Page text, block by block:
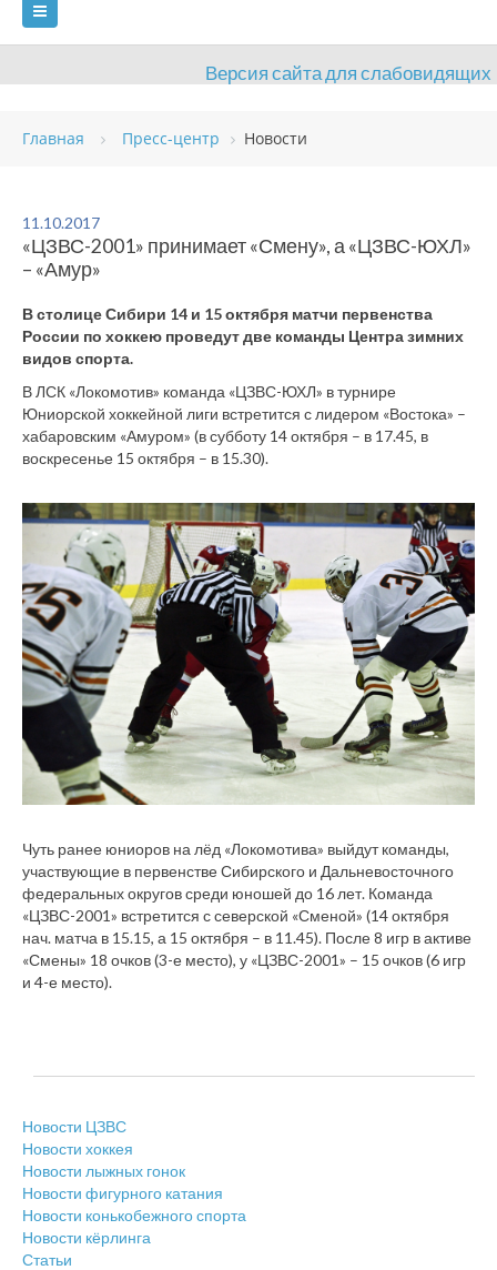
Версия сайта для слабовидящих
ГЛАВНАЯ
ВИДЫ СПОРТА
ОБЪЕКТЫ
ОЦЕНКА КАЧЕСТВА ОБРАЗОВАНИЯ ВАКАНСИИ
ПЛАТНЫЕ УСЛУГИ
Главная Пресс-центр Новости
11.10.2017
«ЦЗВС-2001» принимает «Смену», а «ЦЗВС-ЮХЛ»
– «Амур»
В столице Сибири 14 и 15 октября матчи первенства
России по хоккею проведут две команды Центра зимних
видов спорта.
В ЛСК «Локомотив» команда «ЦЗВС-ЮХЛ» в турнире
Юниорской хоккейной лиги встретится с лидером «Востока» –
хабаровским «Амуром» (в субботу 14 октября – в 17.45, в
воскресенье 15 октября – в 15.30).
Чуть ранее юниоров на лёд «Локомотива» выйдут команды,
участвующие в первенстве Сибирского и Дальневосточного
федеральных округов среди юношей до 16 лет. Команда
«ЦЗВС-2001» встретится с северской «Сменой» (14 октября
нач. матча в 15.15, а 15 октября – в 11.45). После 8 игр в активе
«Смены» 18 очков (3-е место), у «ЦЗВС-2001» – 15 очков (6 игр
и 4-е место).
Новости ЦЗВС
Новости хоккея
Новости лыжных гонок
Новости фигурного катания
Новости конькобежного спорта
Новости кёрлинга
Статьи